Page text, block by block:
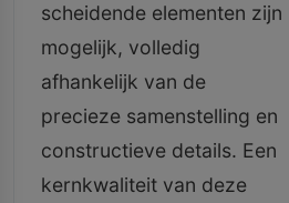
scheidende elementen zijn
mogelijk, volledig
afhankelijk van de
precieze samenstelling en
constructieve details. Een
kernkwaliteit van deze